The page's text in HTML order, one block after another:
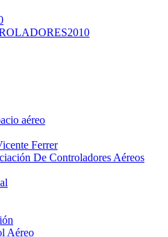
aéreo
Ferrer
De Controladores Aéreos
Aéreo